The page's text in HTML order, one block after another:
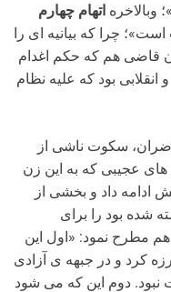
اتهام چهارم
چرا که بیانیه ای را
قاضی هم که حکم اغدام
انقلابی بود که علیه نظام
سکوت ناشی از
های عجیبی که به این زن
ادامه داد و بخشی از
شده بود را برای
مطرح نمود: «اول این
کرد و در جبهه ی آزادی
دوم این که می شود